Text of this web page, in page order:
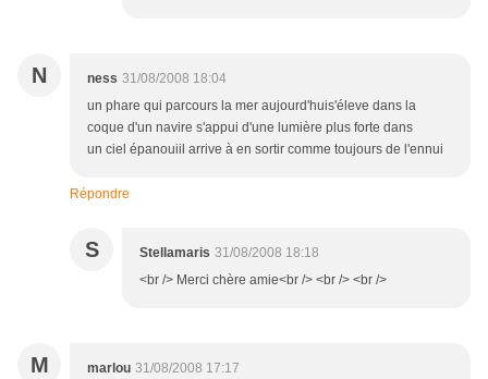
N ness 31/08/2008 18:04
un phare qui parcours la mer aujourd'huis'éleve dans la
coque d'un navire s'appui d'une lumière plus forte dans
un ciel épanouiil arrive à en sortir comme toujours de l'ennui
Répondre
S Stellamaris 31/08/2008 18:18
<br /> Merci chère amie<br /> <br /> <br />
M marlou 31/08/2008 17:17